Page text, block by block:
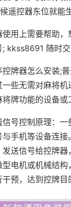
遥控器东位就能
使用上需要帮助，
kkss8691 随时交
牌器怎么安装;
些无需对麻将
牌功能的设备或
信号控制原理：一
手机等设备连
送信号给控牌
电机或机械结构
预，达到控牌目